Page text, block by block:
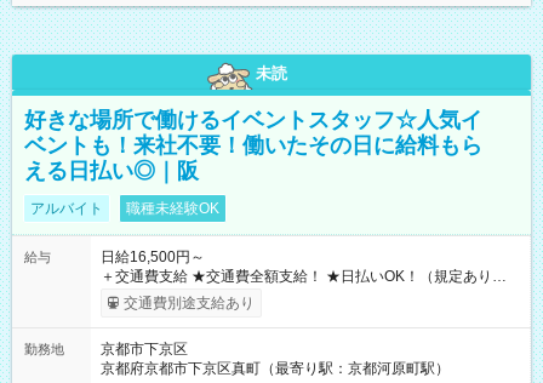
未読
好きな場所で働けるイベントスタッフ☆人気イ
ベントも！来社不要！働いたその日に給料もら
える日払い◎｜阪
アルバイト 職種未経験OK
給与
日給16,500円～
＋交通費支給 ★交通費全額支給！ ★日払いOK！（規定あり） ┗
働いたその日に現金GET♪ お仕事後はコンビニATMから 日払
交通費別途支給あり
勤務地
京都市下京区
京都府京都市下京区真町（最寄り駅：京都河原町駅）